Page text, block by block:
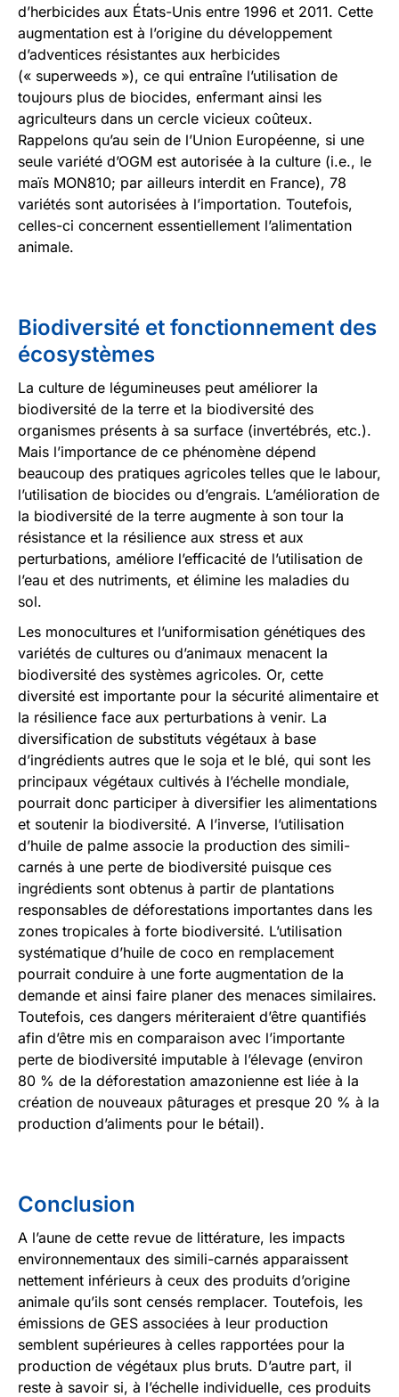
d’herbicides aux États-Unis entre 1996 et 2011. Cette
augmentation est à l’origine du développement
d’adventices résistantes aux herbicides
(« superweeds »), ce qui entraîne l’utilisation de
toujours plus de biocides, enfermant ainsi les
agriculteurs dans un cercle vicieux coûteux.
Rappelons qu’au sein de l’Union Européenne, si une
seule variété d’OGM est autorisée à la culture (i.e., le
maïs MON810; par ailleurs interdit en France), 78
variétés sont autorisées à l’importation. Toutefois,
celles-ci concernent essentiellement l’alimentation
animale.
Biodiversité et fonctionnement des
écosystèmes
La culture de légumineuses peut améliorer la
biodiversité de la terre et la biodiversité des
organismes présents à sa surface (invertébrés, etc.).
Mais l’importance de ce phénomène dépend
beaucoup des pratiques agricoles telles que le labour,
l’utilisation de biocides ou d’engrais. L’amélioration de
la biodiversité de la terre augmente à son tour la
résistance et la résilience aux stress et aux
perturbations, améliore l’efficacité de l’utilisation de
l’eau et des nutriments, et élimine les maladies du
sol.
Les monocultures et l’uniformisation génétiques des
variétés de cultures ou d’animaux menacent la
biodiversité des systèmes agricoles. Or, cette
diversité est importante pour la sécurité alimentaire et
la résilience face aux perturbations à venir. La
diversification de substituts végétaux à base
d’ingrédients autres que le soja et le blé, qui sont les
principaux végétaux cultivés à l’échelle mondiale,
pourrait donc participer à diversifier les alimentations
et soutenir la biodiversité. A l’inverse, l’utilisation
d’huile de palme associe la production des simili-
carnés à une perte de biodiversité puisque ces
ingrédients sont obtenus à partir de plantations
responsables de déforestations importantes dans les
zones tropicales à forte biodiversité. L’utilisation
systématique d’huile de coco en remplacement
pourrait conduire à une forte augmentation de la
demande et ainsi faire planer des menaces similaires.
Toutefois, ces dangers mériteraient d’être quantifiés
afin d’être mis en comparaison avec l’importante
perte de biodiversité imputable à l’élevage (environ
80 % de la déforestation amazonienne est liée à la
création de nouveaux pâturages et presque 20 % à la
production d’aliments pour le bétail).
Conclusion
A l’aune de cette revue de littérature, les impacts
environnementaux des simili-carnés apparaissent
nettement inférieurs à ceux des produits d’origine
animale qu’ils sont censés remplacer. Toutefois, les
émissions de GES associées à leur production
semblent supérieures à celles rapportées pour la
production de végétaux plus bruts. D’autre part, il
reste à savoir si, à l’échelle individuelle, ces produits